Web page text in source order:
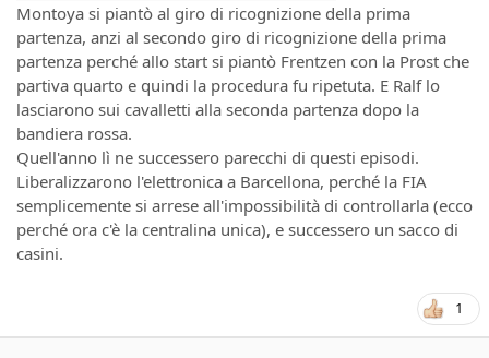
Montoya si piantò al giro di ricognizione della prima
partenza, anzi al secondo giro di ricognizione della prima
partenza perché allo start si piantò Frentzen con la Prost che
partiva quarto e quindi la procedura fu ripetuta. E Ralf lo
lasciarono sui cavalletti alla seconda partenza dopo la
bandiera rossa.
Quell'anno lì ne successero parecchi di questi episodi.
Liberalizzarono l'elettronica a Barcellona, perché la FIA
semplicemente si arrese all'impossibilità di controllarla (ecco
perché ora c'è la centralina unica), e successero un sacco di
casini.
1